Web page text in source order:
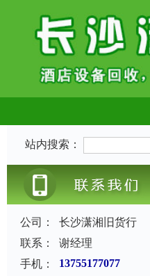
站内搜索：
公司：
长沙潇湘旧货行
联系：
谢经理
手机：
13755177077